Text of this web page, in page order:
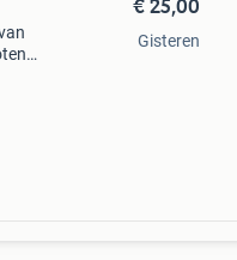
Gisteren